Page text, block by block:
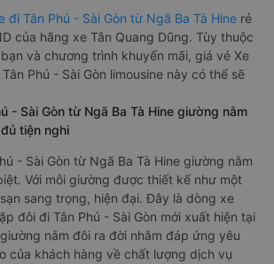
đi Tân Phú - Sài Gòn từ Ngã Ba Tà Hine rẻ
của hãng xe Tân Quang Dũng. Tùy thuộc
và chương trình khuyến mãi, giá vé Xe
Phú - Sài Gòn limousine này có thể sẽ
- Sài Gòn từ Ngã Ba Tà Hine giường nằm
tiện nghi
- Sài Gòn từ Ngã Ba Tà Hine giường nằm
Với mỗi giường được thiết kế như một
sang trọng, hiện đại. Đây là dòng xe
đôi đi Tân Phú - Sài Gòn mới xuất hiện tại
nằm đôi ra đời nhằm đáp ứng yêu
của khách hàng về chất lượng dịch vụ